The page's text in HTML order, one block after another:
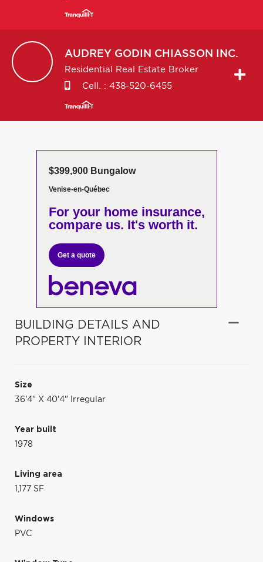
AUDREY GODIN CHIASSON INC.
Residential Real Estate Broker
Cell. : 438-520-6455
$399,900 Bungalow
Venise-en-Québec
For your home insurance,
compare us. It's worth it.
Get a quote
BUILDING DETAILS AND
PROPERTY INTERIOR
Size
36'4" X 40'4" Irregular
Year built
1978
Living area
1,177 SF
Windows
PVC